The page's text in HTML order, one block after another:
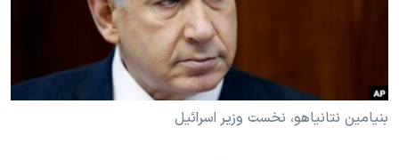
علم و فناوری
انتخابات ریاست جمهوری آمریکا ۲۰۲۴
حمله جمهوری اسلامی به اسرائیل
رمز مهسا
بنیامین نتانیاهو، نخست وزیر اسرائیل